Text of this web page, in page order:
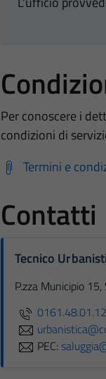
Per conoscere i
condizioni di
Termini e
Contatti
Tecnico
P.zza Municipio 15,
PEC: